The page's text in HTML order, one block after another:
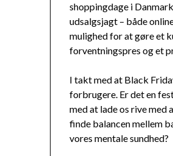
shoppingdage i
udsalgsjagt – både
mulighed for at gøre et
forventningspres og et
I takt med at Black
forbrugere. Er det en
med at lade os rive
finde balancen mellem
vores mentale sundhed?